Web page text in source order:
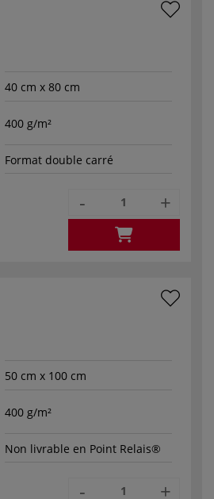
40 cm x 80 cm
400 g/m²
Format double carré
- +
50 cm x 100 cm
400 g/m²
Non livrable en Point Relais®
- +